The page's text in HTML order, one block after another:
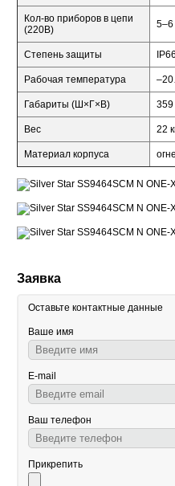
Кол-во приборов в цепи
(220В)
5–6
Степень защиты IP66
Рабочая температура
Габариты (Ш×Г×В)
Вес 22
Материал корпуса
Заявка
Оставьте контактные данные
Ваше имя
E-mail
Ваш телефон
Прикрепить